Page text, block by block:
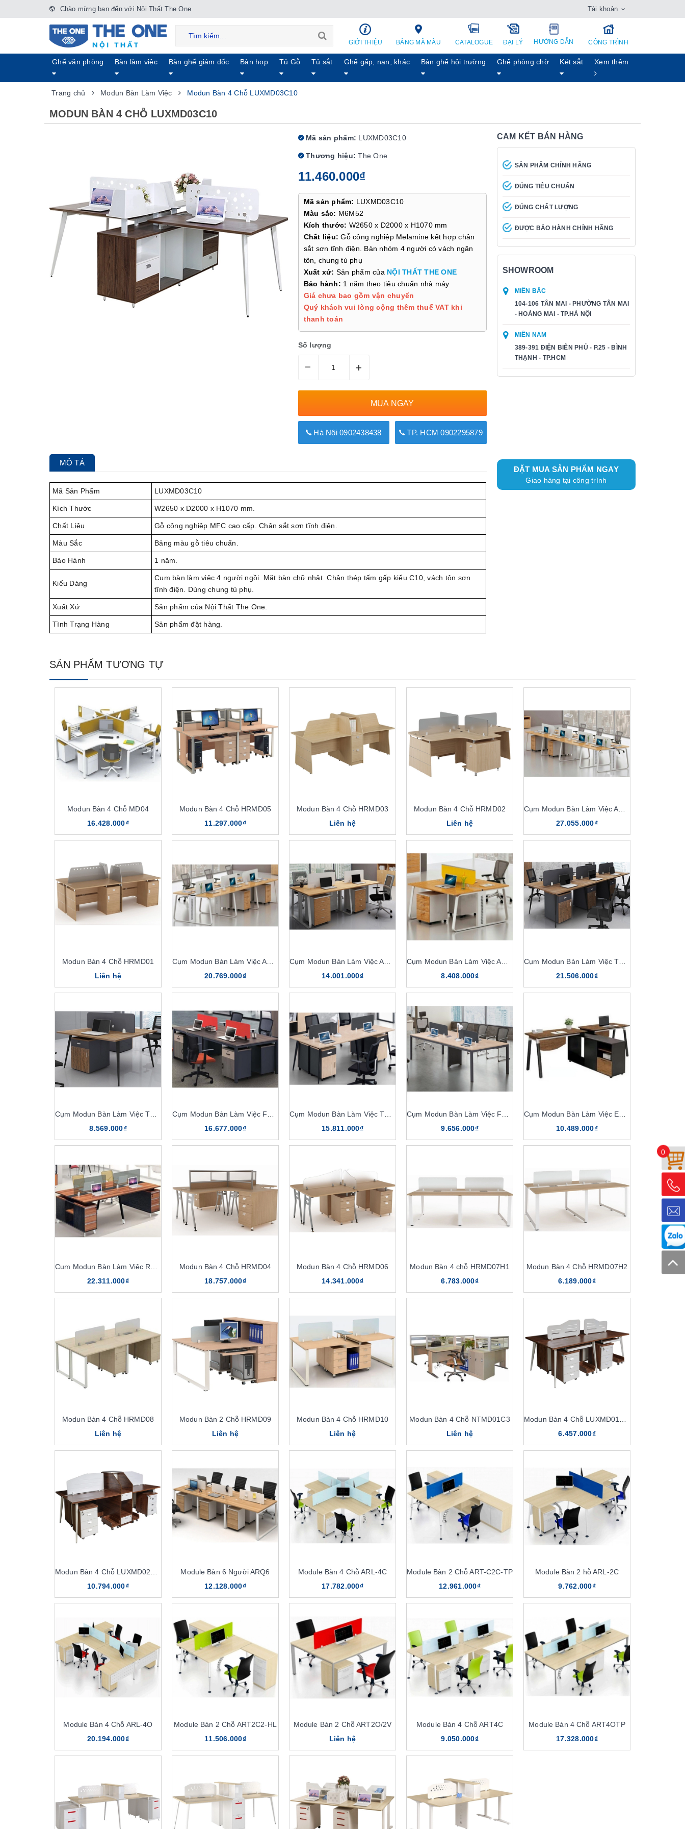
Chào mừng bạn đến với Nội Thất The One Tài khoản
GIỚI THIỆU BẢNG MÃ MÀU CATALOGUE ĐẠI LÝ HƯỚNG DẪN CÔNG TRÌNH
Ghế văn phòng Bàn làm việc Bàn ghế giám đốc Bàn họp Tủ Gỗ Tủ sắt Ghế gấp, nan, khác Bàn ghế hội trường Ghế phòng chờ Két sẳt Xem thêm
Trang chủ Modun Bàn Làm Việc Modun Bàn 4 Chỗ LUXMD03C10
MODUN BÀN 4 CHỖ LUXMD03C10
Mã sản phẩm: LUXMD03C10
Thương hiệu: The One
11.460.000₫
Mã sản phẩm: LUXMD03C10
Màu sắc: M6M52
Kích thước: W2650 x D2000 x H1070 mm
Chất liệu:Gỗ công nghiệp Melamine kết hợp chân
sắt sơn tĩnh điện. Bàn nhóm 4 người có vách ngăn
tôn, chung tủ phụ
Xuất xứ: Sản phẩm của NỘI THẤT THE ONE
Bảo hành: 1 năm theo tiêu chuẩn nhà máy
Giá chưa bao gồm vận chuyển
Quý khách vui lòng cộng thêm thuế VAT khi
thanh toán
Số lượng
– +
MUA NGAY
Hà Nội 0902438438 TP. HCM 0902295879
CAM KẾT BÁN HÀNG
SẢN PHẨM CHÍNH HÃNG
ĐÚNG TIÊU CHUẨN
ĐÚNG CHẤT LƯỢNG
ĐƯỢC BẢO HÀNH CHÍNH HÃNG
SHOWROOM
MIỀN BẮC
104-106 TÂN MAI - PHƯỜNG TÂN MAI
- HOÀNG MAI - TP.HÀ NỘI
MIỀN NAM
389-391 ĐIỆN BIÊN PHỦ - P.25 - BÌNH
THẠNH - TP.HCM
MÔ TẢ
Mã Sản Phẩm LUXMD03C10
Kích Thước W2650 x D2000 x H1070 mm.
Chất Liệu Gỗ công nghiệp MFC cao cấp. Chân sắt sơn tĩnh điện.
Màu Sắc Bảng màu gỗ tiêu chuẩn.
Bảo Hành 1 năm.
Kiểu Dáng
Cụm bàn làm việc 4 người ngồi. Mặt bàn chữ nhật. Chân thép tấm gấp kiểu C10, vách tôn sơn
tĩnh điện. Dùng chung tủ phụ.
Xuất Xứ Sản phẩm của Nội Thất The One.
Tình Trạng Hàng Sản phẩm đặt hàng.
ĐẶT MUA SẢN PHẨM NGAY
Giao hàng tại công trình
SẢN PHẨM TƯƠNG TỰ
Modun Bàn 4 Chỗ MD04
16.428.000₫
Modun Bàn 4 Chỗ HRMD05
11.297.000₫
Modun Bàn 4 Chỗ HRMD03
Liên hệ
Modun Bàn 4 Chỗ HRMD02
Liên hệ
Cụm Modun Bàn Làm Việc ARR8
27.055.000₫
Modun Bàn 4 Chỗ HRMD01
Liên hệ
Cụm Modun Bàn Làm Việc ARR6
20.769.000₫
Cụm Modun Bàn Làm Việc ARR4
14.001.000₫
Cụm Modun Bàn Làm Việc ARR2
8.408.000₫
Cụm Modun Bàn Làm Việc TOP6C
21.506.000₫
Cụm Modun Bàn Làm Việc TOP2C
8.569.000₫
Cụm Modun Bàn Làm Việc F19-4B
16.677.000₫
Cụm Modun Bàn Làm Việc TOP4C
15.811.000₫
Cụm Modun Bàn Làm Việc F19-4V
9.656.000₫
Cụm Modun Bàn Làm Việc EW02601
10.489.000₫
Cụm Modun Bàn Làm Việc RO15A-4B
22.311.000₫
Modun Bàn 4 Chỗ HRMD04
18.757.000₫
Modun Bàn 4 Chỗ HRMD06
14.341.000₫
Modun Bàn 4 chỗ HRMD07H1
6.783.000₫
Modun Bàn 4 Chỗ HRMD07H2
6.189.000₫
Modun Bàn 4 Chỗ HRMD08
Liên hệ
Modun Bàn 2 Chỗ HRMD09
Liên hệ
Modun Bàn 4 Chỗ HRMD10
Liên hệ
Modun Bàn 4 Chỗ NTMD01C3
Liên hệ
Modun Bàn 4 Chỗ LUXMD01C10
6.457.000₫
Modun Bàn 4 Chỗ LUXMD02C10
10.794.000₫
Module Bàn 6 Người ARQ6
12.128.000₫
Module Bàn 4 Chỗ ARL-4C
17.782.000₫
Module Bàn 2 Chỗ ART-C2C-TP
12.961.000₫
Module Bàn 2 hỗ ARL-2C
9.762.000₫
Module Bàn 4 Chỗ ARL-4O
20.194.000₫
Module Bàn 2 Chỗ ART2C2-HL
11.506.000₫
Module Bàn 2 Chỗ ART2O/2V
Liên hệ
Module Bàn 4 Chỗ ART4C
9.050.000₫
Module Bàn 4 Chỗ ART4OTP
17.328.000₫
0